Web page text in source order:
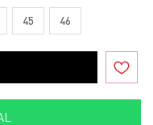
45 46